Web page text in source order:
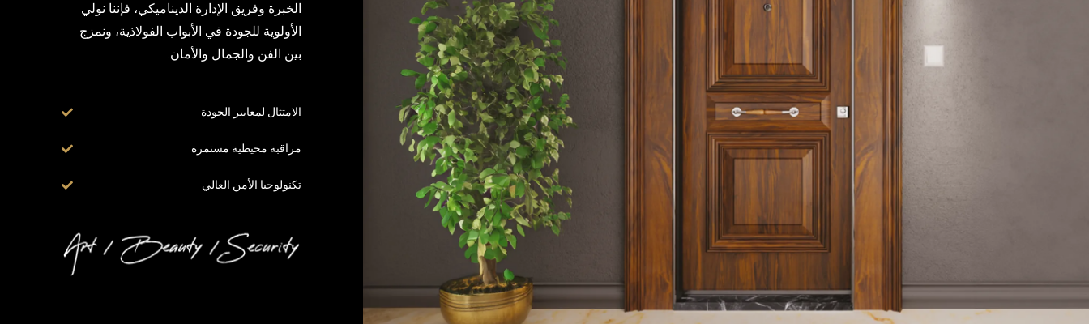
الخبرة وفريق الإدارة الديناميكي، فإننا نولي
الأولوية للجودة في الأبواب الفولاذية، ونمزج
بين الفن والجمال والأمان.
الامتثال لمعايير الجودة
مراقبة محيطية مستمرة
تكنولوجيا الأمن العالي